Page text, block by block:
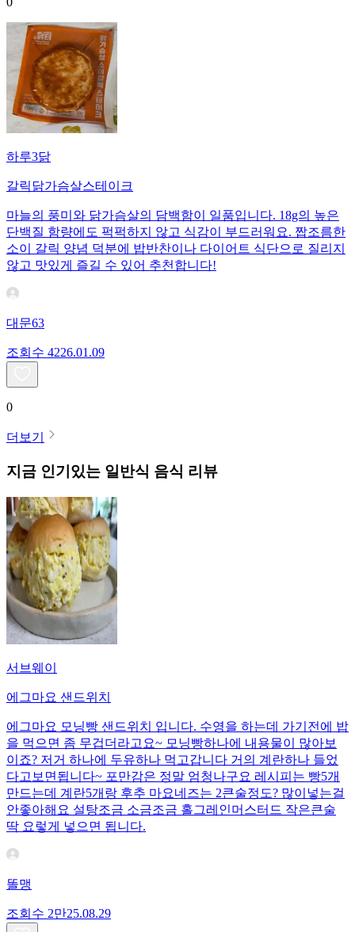
하루3닭
갈릭닭가슴살스테이크
마늘의 풍미와 닭가슴살의 담백함이 일품입니다. 18g의 높은
단백질 함량에도 퍽퍽하지 않고 식감이 부드러워요. 짭조름한
소이 갈릭 양념 덕분에 밥반찬이나 다이어트 식단으로 질리지
않고 맛있게 즐길 수 있어 추천합니다!
대문63
조회수 4226.01.09
0
더보기
지금 인기있는 일반식 음식 리뷰
서브웨이
에그마요 샌드위치
에그마요 모닝빵 샌드위치 입니다. 수영을 하는데 가기전에 밥
을 먹으면 좀 무겁더라고요~ 모닝빵하나에 내용물이 많아보
이죠? 저거 하나에 두유하나 먹고갑니다 거의 계란하나 들었
다고보면됩니다~ 포만감은 정말 엄청나구요 레시피는 빵5개
만드는데 계란5개랑 후추 마요네즈는 2큰술정도? 많이넣는걸
안좋아해요 설탕조금 소금조금 홀그레인머스터드 작은큰술
딱 요렇게 넣으면 됩니다.
똘맹
조회수 2만25.08.29